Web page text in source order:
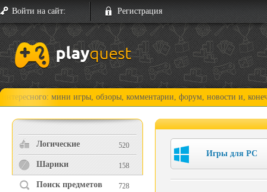
Войти на сайт: Регистрация
мини игры, обзоры, комментарии, форум, новости и, конечно,
Логические 520
Шарики 158
Поиск предметов 728
Игры для PC